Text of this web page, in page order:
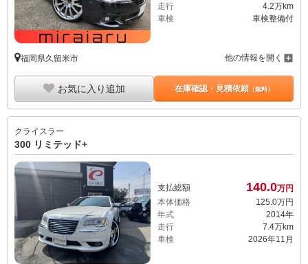
走行
4.2万km
車検
車検整備付
福岡県久留米市 他の情報を開く
お気に入り追加 在庫確認・見積依頼（無料）
クライスラー
300 リミテッド+
支払総額 140.0万円
本体価格
125. 0万円
年式
2014年
走行
7.4万km
車検
2026年11月